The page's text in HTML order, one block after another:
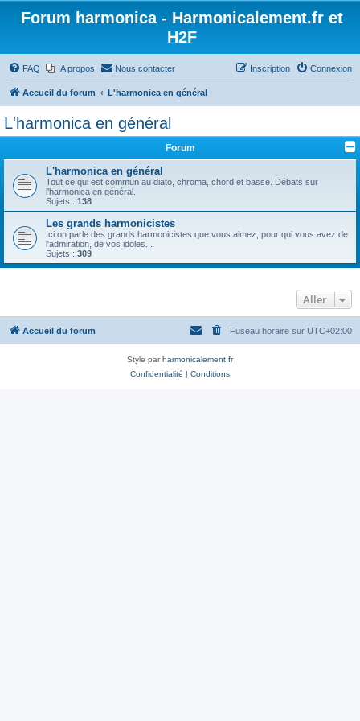
Forum harmonica - Harmonicalement.fr et
H2F
FAQ A propos Nous contacter Connexion
Inscription
Accueil du forum L'harmonica en général
L'harmonica en général
Forum
L'harmonica en général
Tout ce qui est commun au diato, chroma, chord et basse. Débats sur
l'harmonica en général.
Sujets : 138
Les grands harmonicistes
Ici on parle des grands harmonicistes que vous aimez, pour qui vous avez de
l'admiration, de vos idoles...
Sujets : 309
Aller
Accueil du forum Fuseau horaire sur UTC+02:00
Style parharmonicalement.fr
Confidentialité | Conditions